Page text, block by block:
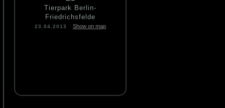
Tierpark Berlin-
Friedrichsfelde
23.04.2013 Show on map